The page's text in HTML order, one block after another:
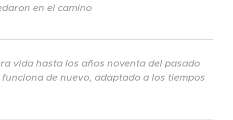
en el camino
vida hasta los años noventa del pasado
funciona de nuevo, adaptado a los tiempos